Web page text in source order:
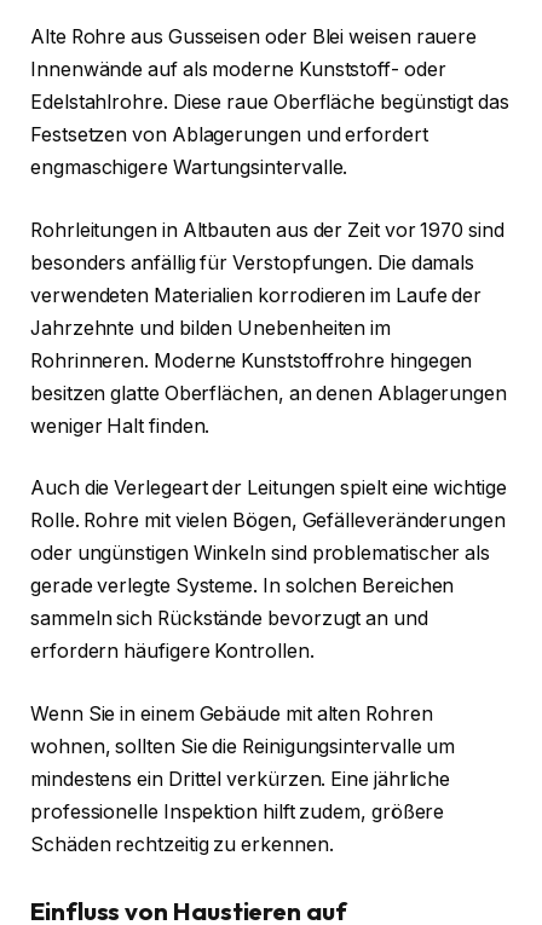
Alte Rohre aus Gusseisen oder Blei weisen rauere
Innenwände auf als moderne Kunststoff- oder
Edelstahlrohre. Diese raue Oberfläche begünstigt das
Festsetzen von Ablagerungen und erfordert
engmaschigere Wartungsintervalle.
Rohrleitungen in Altbauten aus der Zeit vor 1970 sind
besonders anfällig für Verstopfungen. Die damals
verwendeten Materialien korrodieren im Laufe der
Jahrzehnte und bilden Unebenheiten im
Rohrinneren. Moderne Kunststoffrohre hingegen
besitzen glatte Oberflächen, an denen Ablagerungen
weniger Halt finden.
Auch die Verlegeart der Leitungen spielt eine wichtige
Rolle. Rohre mit vielen Bögen, Gefälleveränderungen
oder ungünstigen Winkeln sind problematischer als
gerade verlegte Systeme. In solchen Bereichen
sammeln sich Rückstände bevorzugt an und
erfordern häufigere Kontrollen.
Wenn Sie in einem Gebäude mit alten Rohren
wohnen, sollten Sie die Reinigungsintervalle um
mindestens ein Drittel verkürzen. Eine jährliche
professionelle Inspektion hilft zudem, größere
Schäden rechtzeitig zu erkennen.
Einfluss von Haustieren auf